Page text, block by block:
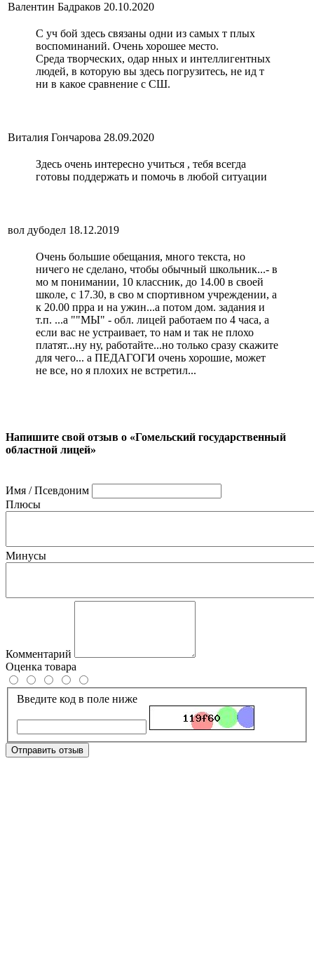
Валентин Бадраков 20.10.2020
С уч бой здесь связаны одни из самых т плых
воспоминаний. Очень хорошее место.
Среда творческих, одар нных и интеллигентных
людей, в которую вы здесь погрузитесь, не ид т
ни в какое сравнение с СШ.
Виталия Гончарова 28.09.2020
Здесь очень интересно учиться , тебя всегда
готовы поддержать и помочь в любой ситуации
вол дубодел 18.12.2019
Очень большие обещания, много текста, но
ничего не сделано, чтобы обычный школьник...- в
мо м понимании, 10 классник, до 14.00 в своей
школе, с 17.30, в сво м спортивном учреждении, а
к 20.00 прра и на ужин...а потом дом. задания и
т.п. ...а ""МЫ" - обл. лицей работаем по 4 часа, а
если вас не устраивает, то нам и так не плохо
платят...ну ну, работайте...но только сразу скажите
для чего... а ПЕДАГОГИ очень хорошие, может
не все, но я плохих не встретил...
Напишите свой отзыв о «Гомельский государственный
областной лицей»
Имя / Псевдоним
Плюсы
Минусы
Комментарий
Оценка товара
Введите код в поле ниже
Отправить отзыв